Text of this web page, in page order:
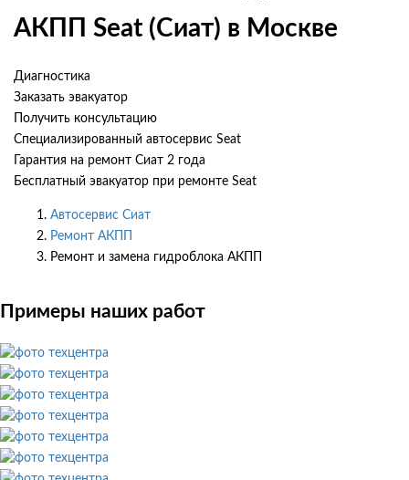
АКПП Seat (Сиат) в Москве
Диагностика
Заказать эвакуатор
Получить консультацию
Специализированный автосервис Seat
Гарантия на ремонт Сиат 2 года
Бесплатный эвакуатор при ремонте Seat
Автосервис Сиат
Ремонт АКПП
Ремонт и замена гидроблока АКПП
Примеры наших работ